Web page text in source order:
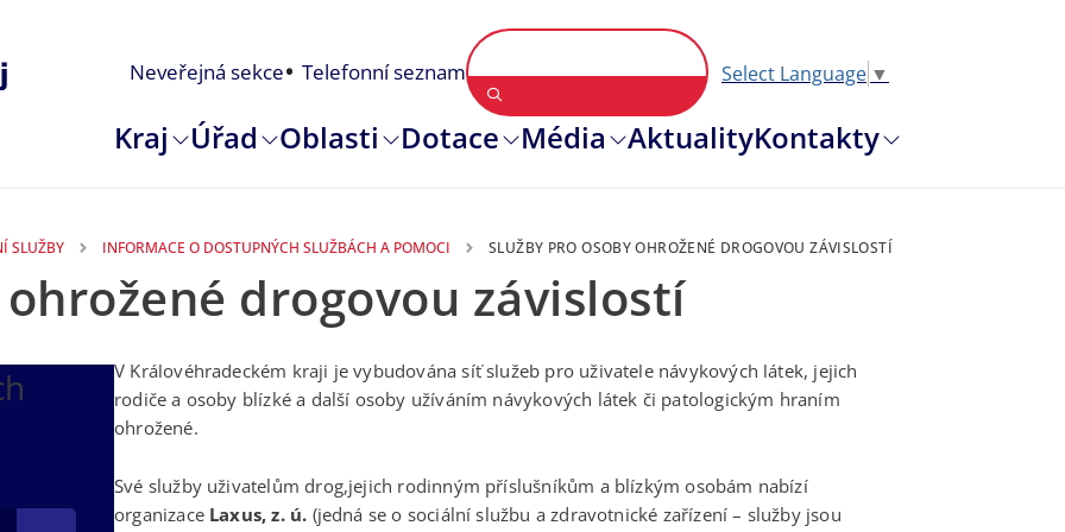
Neveřejná sekce Telefonní seznam Select Language ▼
Kraj Úřad Oblasti Dotace Média AktualityKontakty
SLUŽBY INFORMACE O DOSTUPNÝCH SLUŽBÁCH A POMOCI SLUŽBY PRO OSOBY OHROŽENÉ DROGOVOU ZÁVISLOSTÍ
drogovou závislostí
V Královéhradeckém kraji je vybudována síť služeb pro uživatele návykových látek, jejich
rodiče a osoby blízké a další osoby užíváním návykových látek či patologickým hraním
ohrožené.
Své služby uživatelům drog,jejich rodinným příslušníkům a blízkým osobám nabízí
organizace Laxus, z. ú. (jedná se o sociální službu a zdravotnické zařízení – služby jsou